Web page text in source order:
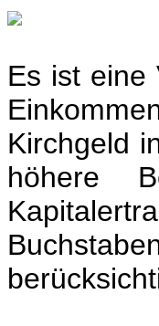
Es ist eine
Kirchgeld
höhere